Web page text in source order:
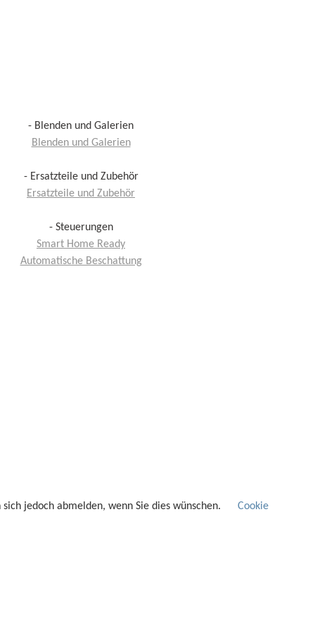
- Blenden und Galerien
Blenden und Galerien
- Ersatzteile und Zubehör
Ersatzteile und Zubehör
- Steuerungen
Smart Home Ready
Automatische Beschattung
jedoch abmelden, wenn Sie dies wünschen.
Cookie